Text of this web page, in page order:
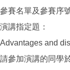
參賽名單及參賽序
演講指定題：
Advantages and
請參加演講的同學